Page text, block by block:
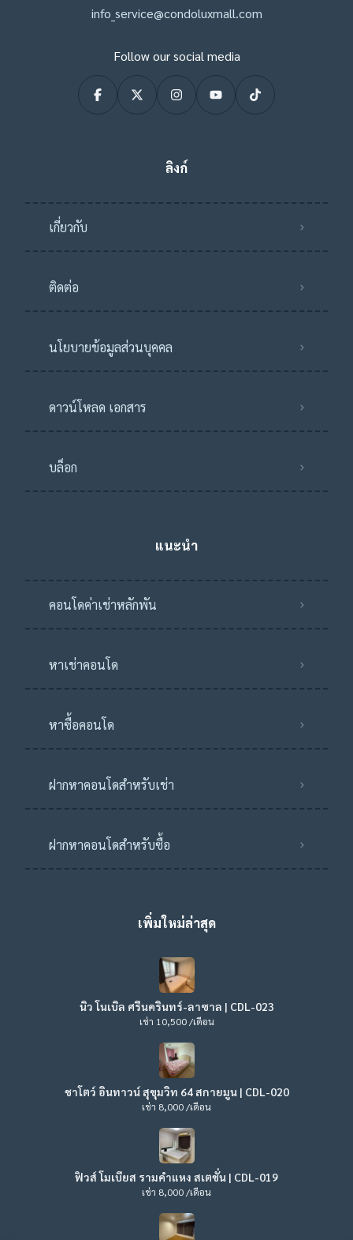
info_service@condoluxmall.com
Follow our social media
ลิงก์
เกี่ยวกับ
ติดต่อ
นโยบายข้อมูลส่วนบุคคล
ดาวน์โหลด เอกสาร
บล็อก
แนะนำ
คอนโดค่าเช่าหลักพัน
หาเช่าคอนโด
หาซื้อคอนโด
ฝากหาคอนโดสำหรับเช่า
ฝากหาคอนโดสำหรับซื้อ
เพิ่มใหม่ล่าสุด
นิว โนเบิล ศรีนครินทร์-ลาซาล | CDL-023
เช่า 10,500 /เดือน
ชาโตว์ อินทาวน์ สุขุมวิท 64 สกายมูน | CDL-020
เช่า 8,000 /เดือน
ฟิวส์ โมเบียส รามคำแหง สเตชั่น | CDL-019
เช่า 8,000 /เดือน